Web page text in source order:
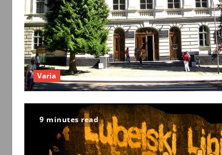
Varia
9 minutes read